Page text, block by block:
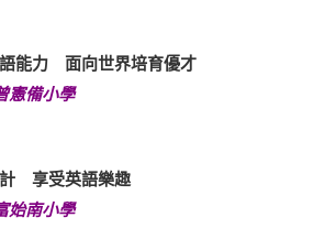
能力 面向世界培育優才
憲備小學
享受英語樂趣
始南小學